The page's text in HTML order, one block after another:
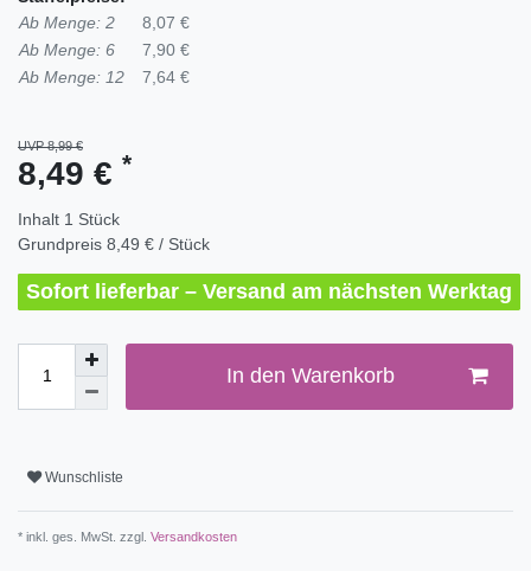
Ab Menge: 2
8,07 €
Ab Menge: 6
7,90 €
Ab Menge: 12
7,64 €
UVP 8,99 €
8,49 € *
Inhalt 1 Stück
Grundpreis 8,49 € / Stück
Sofort lieferbar – Versand am nächsten Werktag
In den Warenkorb
Wunschliste
* inkl. ges. MwSt. zzgl. Versandkosten